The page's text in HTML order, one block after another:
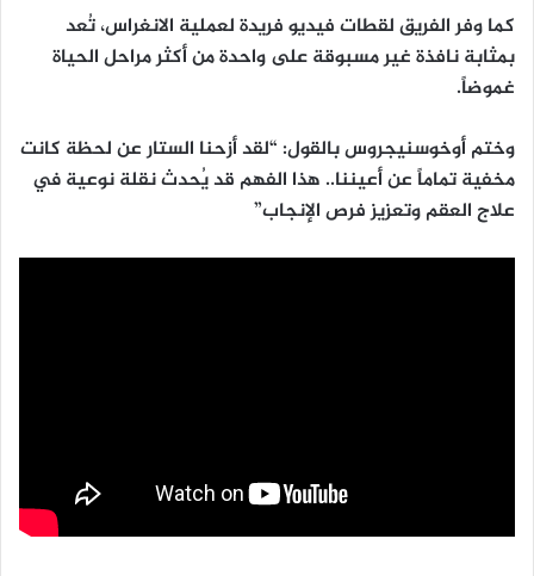
كما وفر الفريق لقطات فيديو فريدة لعملية الانغراس، تُعد
بمثابة نافذة غير مسبوقة على واحدة من أكثر مراحل الحياة
غموضاً.
وختم أوخوسنيجروس بالقول: “لقد أزحنا الستار عن لحظة كانت
مخفية تماماً عن أعيننا.. هذا الفهم قد يُحدث نقلة نوعية في
علاج العقم وتعزيز فرص الإنجاب”